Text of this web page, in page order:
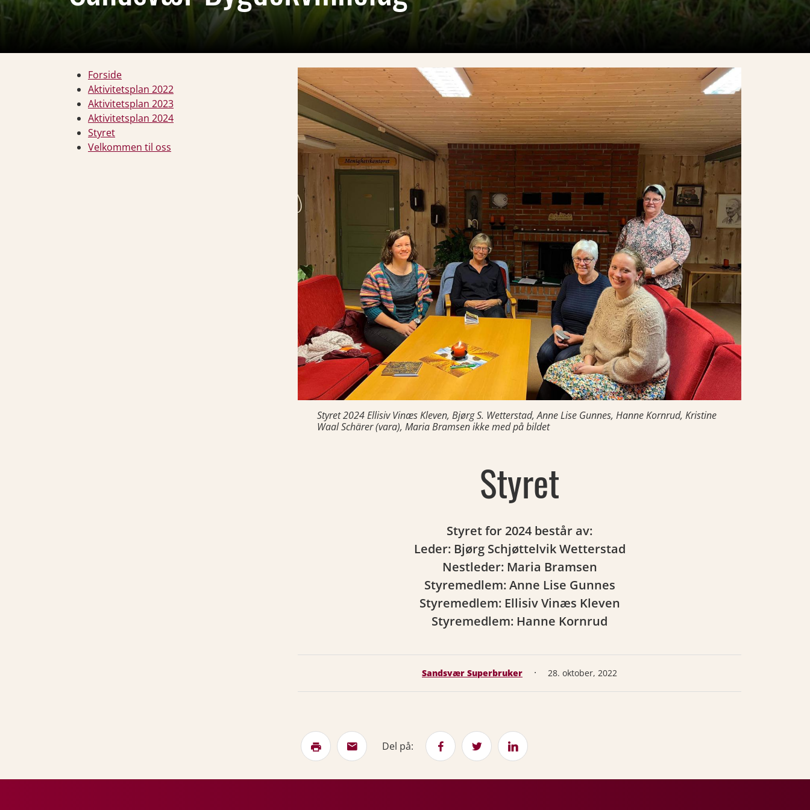
Forside
Aktivitetsplan 2022
Aktivitetsplan 2023
Aktivitetsplan 2024
Styret
Velkommen til oss
Styret 2024 Ellisiv Vinæs Kleven, Bjørg S. Wetterstad, Anne Lise Gunnes, Hanne Kornrud, Kristine
Waal Schärer (vara), Maria Bramsen ikke med på bildet
Styret
Styret for 2024 består av:
Leder: Bjørg Schjøttelvik Wetterstad
Nestleder: Maria Bramsen
Styremedlem: Anne Lise Gunnes
Styremedlem: Ellisiv Vinæs Kleven
Styremedlem: Hanne Kornrud
Sandsvær Superbruker · 28. oktober, 2022
Del på: